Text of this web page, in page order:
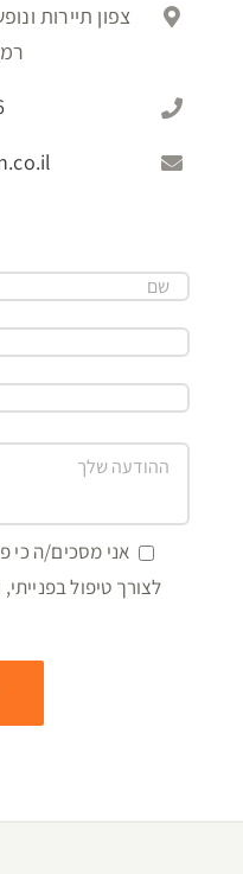
צפון תיירות
רמת
אני מסכים/ה כי
לצורך טיפול